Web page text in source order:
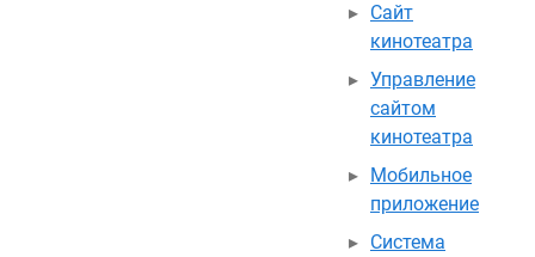
Сайт
кинотеатра
Управление
сайтом
кинотеатра
Мобильное
приложение
Система